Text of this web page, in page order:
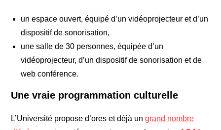
un espace ouvert, équipé d’un vidéoprojecteur et d’un
dispositif de sonorisation,
une salle de 30 personnes, équipée d’un
vidéoprojecteur, d’un dispositif de sonorisation et de
web conférence.
Une vraie programmation culturelle
L’Université propose d’ores et déjà ungrand nombre